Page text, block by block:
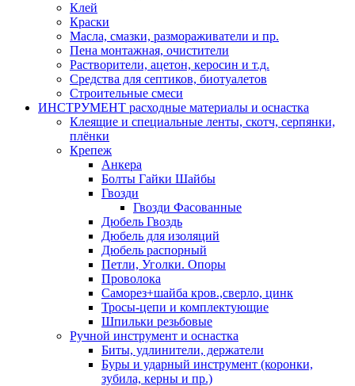
Клей
Краски
Масла, смазки, размораживатели и пр.
Пена монтажная, очистители
Растворители, ацетон, керосин и т.д.
Средства для септиков, биотуалетов
Строительные смеси
ИНСТРУМЕНТ расходные материалы и оснастка
Клеящие и специальные ленты, скотч, серпянки,
плёнки
Крепеж
Анкера
Болты Гайки Шайбы
Гвозди
Гвозди Фасованные
Дюбель Гвоздь
Дюбель для изоляций
Дюбель распорный
Петли, Уголки. Опоры
Проволока
Саморез+шайба кров.,сверло, цинк
Тросы-цепи и комплектующие
Шпильки резьбовые
Ручной инструмент и оснастка
Биты, удлинители, держатели
Буры и ударный инструмент (коронки,
зубила, керны и пр.)